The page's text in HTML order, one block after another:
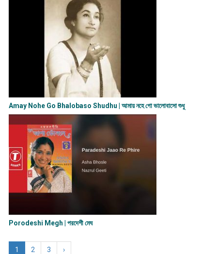
Amay Nohe Go Bhalobaso Shudhu | আমায় নহে গো ভালোবাসো শুধু
Porodeshi Megh | পরদেশী মেঘ
1 2 3 ›